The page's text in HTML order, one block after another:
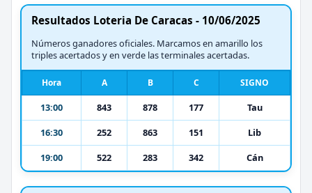
Resultados Loteria De Caracas - 10/06/2025
Números ganadores oficiales. Marcamos en amarillo los
triples acertados y en verde las terminales acertadas.
Hora A B C SIGNO
13:00 843 878 177
Tau
16:30
252 863 151
Lib
19:00
522 283 342 Cán